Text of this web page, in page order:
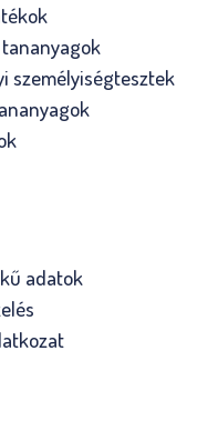
személyiségtesztek
adatok